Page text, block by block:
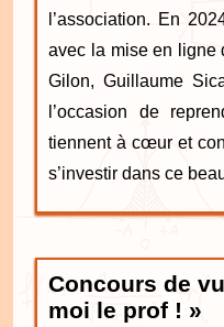
l’association. En
avec la mise en ligne
Gilon, Guillaume
l’occasion de
tiennent à cœur et
s’investir dans ce
Concours de
moi le prof ! »